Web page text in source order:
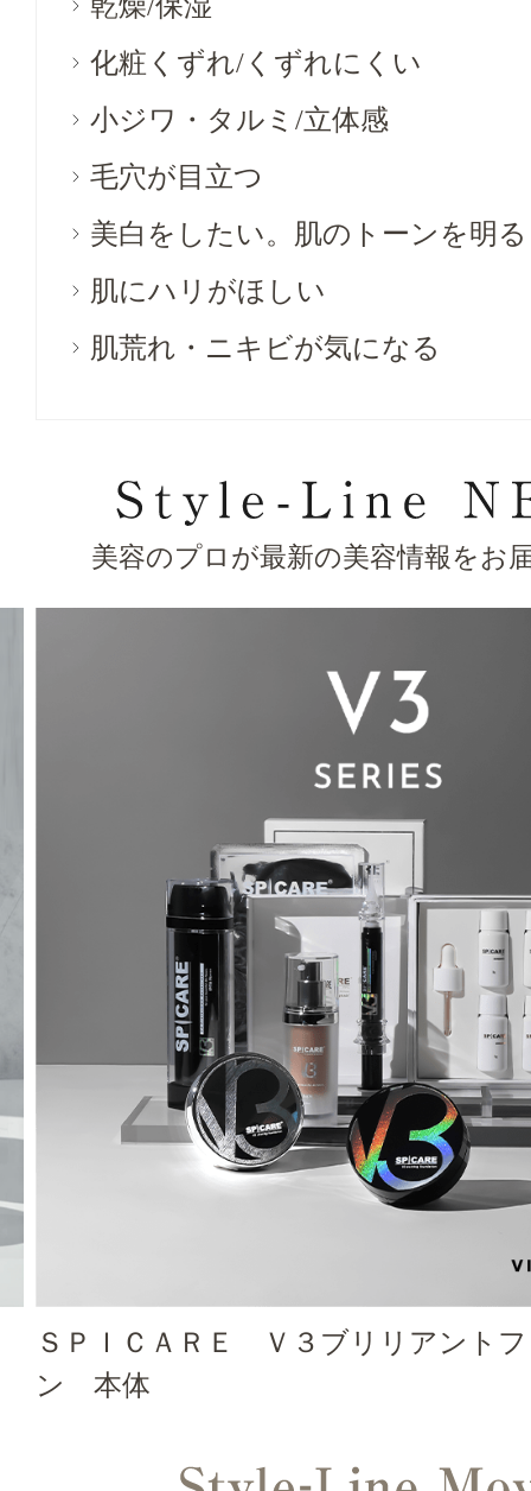
化粧くずれ/くずれにくい
小ジワ・タルミ/立体感
毛穴が目立つ
美白をしたい。肌のトーンを明
肌にハリがほしい
肌荒れ・ニキビが気になる
美容のプロが最新の美容情報をお
トファンデーショ Ｖ.Ｏ.Ｓ コンデ